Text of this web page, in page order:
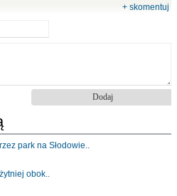
+ skomentuj
park na Słodowie..
obok..